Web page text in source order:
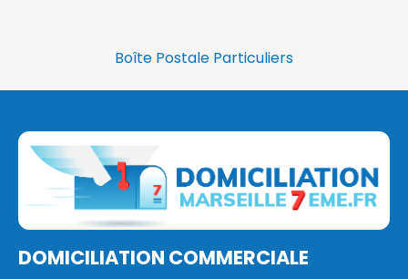
Boîte Postale Particuliers
DOMICILIATION COMMERCIALE